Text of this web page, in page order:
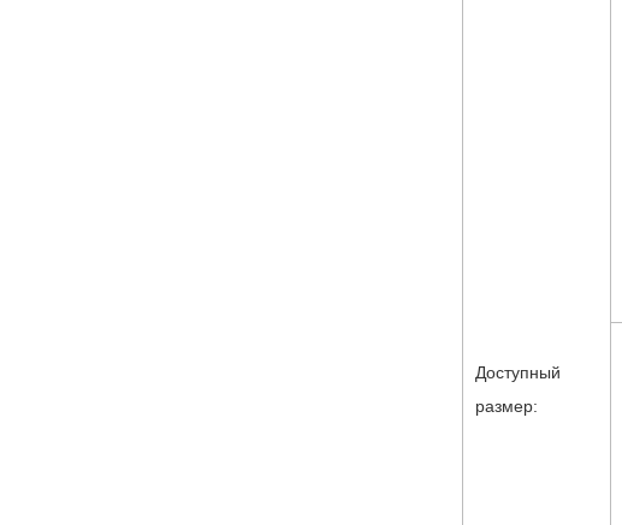
Доступный
размер: